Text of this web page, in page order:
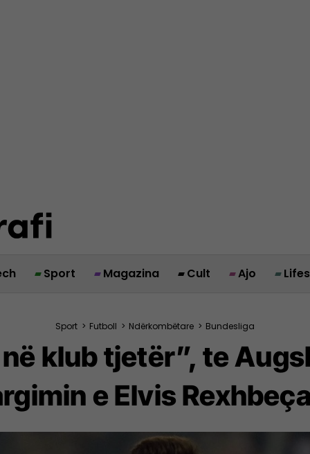
Sport Magazina Cult Ajo
Sport > Futboll > Ndërkombëtare > Bundesliga
klub tjetër”, te
e Elvis